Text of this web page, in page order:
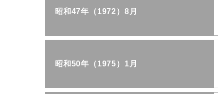
昭和47年（1972）8月
昭和50年（1975）1月